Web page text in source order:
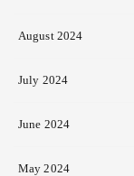
August 2024
July 2024
June 2024
May 2024